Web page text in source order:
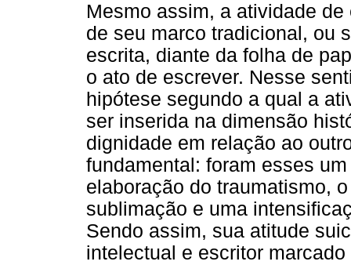
Mesmo assim, a atividade
de seu marco tradicional, ou
escrita, diante da folha de
o ato de escrever. Nesse
hipótese segundo a qual a
ser inserida na dimensão
dignidade em relação ao
fundamental: foram esses
elaboração do traumatismo,
sublimação e uma
Sendo assim, sua atitude
intelectual e escritor